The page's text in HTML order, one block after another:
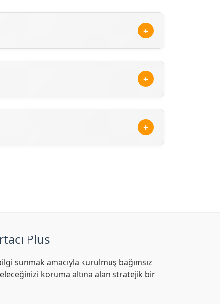
+
+
+
Plus
sunmak amacıyla kurulmuş bağımsız
koruma altına alan stratejik bir